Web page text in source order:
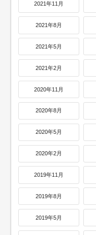
2021年11月
2021年8月
2021年5月
2021年2月
2020年11月
2020年8月
2020年5月
2020年2月
2019年11月
2019年8月
2019年5月